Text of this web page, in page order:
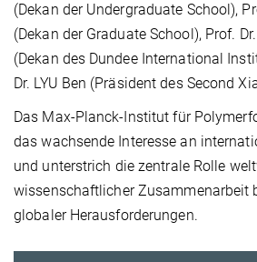
(Dekan der Undergraduate School),
(Dekan der Graduate School), Prof.
(Dekan des Dundee International
Dr. LYU Ben (Präsident des Second
Das Max-Planck-Institut für
das wachsende Interesse an
und unterstrich die zentrale Rolle
wissenschaftlicher Zusammenarbeit
globaler Herausforderungen.